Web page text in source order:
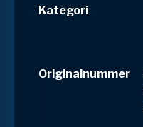
Kategori
Originalnummer